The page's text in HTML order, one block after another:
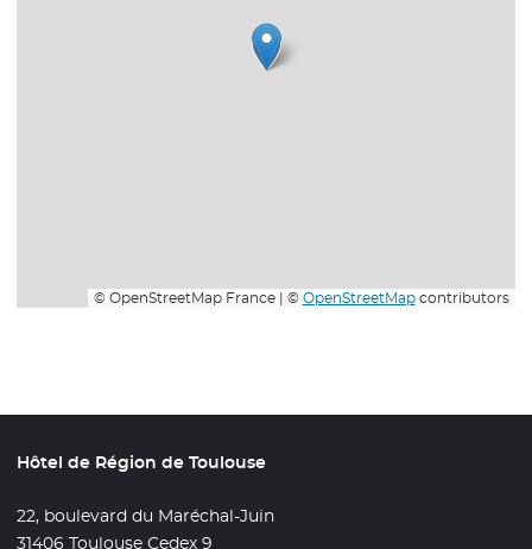
© OpenStreetMap France | © OpenStreetMapcontributors
Hôtel de Région de Toulouse
22, boulevard du Maréchal-Juin
31406 Toulouse Cedex 9